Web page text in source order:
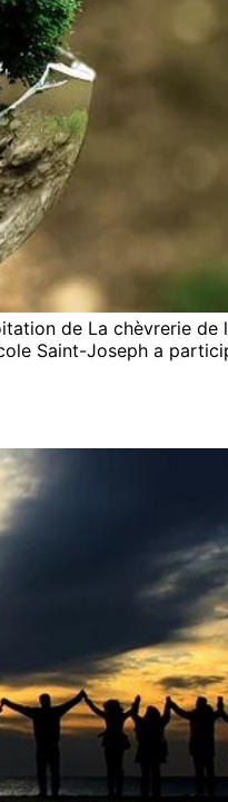
de La chèvrerie de
Saint-Joseph a